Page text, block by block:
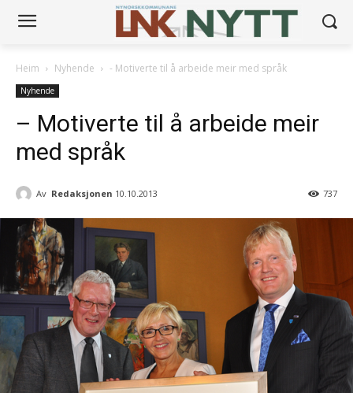
Heim Nyhende - Motiverte til å arbeide meir med språk
Nyhende
– Motiverte til å arbeide meir
med språk
Av Redaksjonen 10.10.2013 737